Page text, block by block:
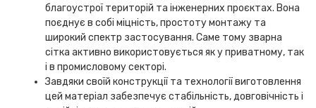
благоустрої територій та інженерних проєктах. Вона
поєднує в собі міцність, простоту монтажу та
широкий спектр застосування. Саме тому зварна
сітка активно використовується як у приватному, так
і в промисловому секторі.
Завдяки своїй конструкції та технології виготовлення
цей матеріал забезпечує стабільність, довговічність і